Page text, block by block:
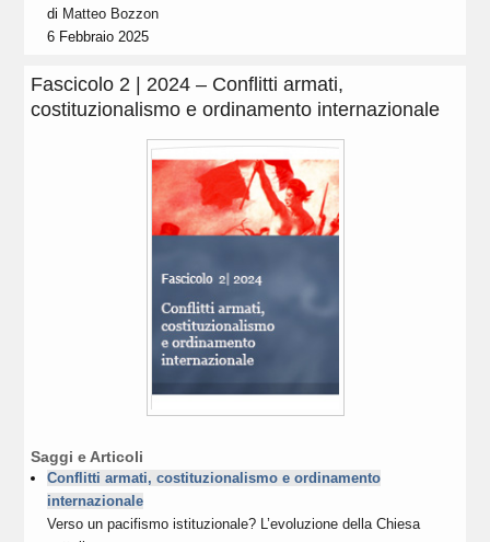
di Matteo Bozzon
6 Febbraio 2025
Fascicolo 2 | 2024 – Conflitti armati,
costituzionalismo e ordinamento internazionale
Saggi e Articoli
Conflitti armati, costituzionalismo e ordinamento
internazionale
Verso un pacifismo istituzionale? L’evoluzione della Chiesa